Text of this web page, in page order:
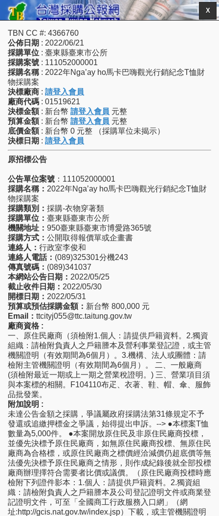
X
TBN CC #: 4366760
公佈日期 : 2022/06/21
採購單位 : 臺東縣臺東市公所
採購案號 : 111052000001
採購名稱 : 2022年Nga’ay ho馬卡巴嗨觀光行銷紀念T恤財
物採購案
決標廠商 : 請登入會員
廠商代碼 : 01519621
決標金額 : 新台幣 請登入會員 元整
預算金額 : 新台幣 請登入會員 元整
底價金額 : 新台幣 0 元整 （採購單位未揭示）
決標日期 : 請登入會員
原招標公告
公告單位案號 ：111052000001
採購名稱： 2022年Nga’ay ho馬卡巴嗨觀光行銷紀念T恤財
物採購案
採購類別： 採購-衣物穿著類
採購單位： 臺東縣臺東市公所
機關地址： 950臺東縣臺東市博愛路365號
採購方式： 公開取得報價單或企畫書
連絡人： 行政室李俊和
連絡人電話： (089)325301分機243
傳真號碼： (089)341037
本網站公告日期： 2022/05/25
截止收件日期： 2022/05/30
開標日期： 2022/05/31
預算或預估採購金額： 新台幣 800,000 元
Email： ttcityj055@ttc.taitung.gov.tw
廠商資格 :
一、原住民廠商（須檢附1.個人：請提供戶籍資料。2.獨資
組織：請檢附負責人之戶籍謄本及營利事業登記證，或主管
機關證明（有效期間為6個月）。3.機構、法人或團體：請
檢附主管機關證明（有效期間為6個月）。 二、一般廠商
(須檢附最近一期或上一期之營業稅證明。) 三、營業項目須
與本案標的相關。F104110布疋、衣著、鞋、帽、傘、服飾
品批發業。
附加說明 :
未達公告金額之採購，爭議屬政府採購法第31條規定不予
發還或追繳押標金之爭議，始得提出申訴。--> ●本標案T恤
數量為5,000件。 ●本案開放原住民及非原住民廠商投標，
並優先決標予原住民廠商，如無原住民廠商投標、無原住民
廠商為合格標，或原住民廠商之標價經洽減價仍超底價等無
法優先決標予原住民廠商之情形，則作成紀錄後就全部投標
廠商辦理擇符合需要者比價或議價。（原住民廠商投標時應
檢附下列證件影本：1.個人：請提供戶籍資料。2.獨資組
織：請檢附負責人之戶籍謄本及公司登記證明文件或商業登
記證明文件，可至「全國商工行政服務入口網」（網
址:http://gcis.nat.gov.tw/index.jsp）下載，或主管機關證明